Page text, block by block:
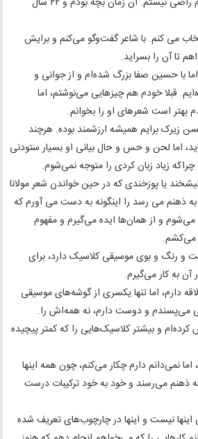
می کنم. با شاعر گفت‌وگو می‌کنم و برایش
تا آن را بسراید.
با حسین صفا بزرگ شده‌ام و از جوانی و
قبلا خودم هم چیزهایی می‌نوشتم، اما
است شعرهای او را بخوانم.
زیرک برایم همیشه ارزشمند بوده. هرچند
اما لحن و حس و حال بیانی او بسیار ستودنی
زیاد زبان کردی را متوجه نمی‌شوم.
یا پوزخندی که در حین خواندن شعر مولانا
ذهنم می رسد را اینگونه به دست می آورم که
و از همان‌ها ایده می‌گیرم و مفهوم
می‌کشم.
و رنگ و بوی موسیقی کلاسیک دارد، برای
آن به کار می‌گیرم.
دارم، اما تنها یکسری از گوشه‌های موسیقی
می‌پسندم و دوست دارم، نه همه‌اش را.
و بیشتر کلاسیک‌هایی را که کمتر پیچیده
اما نمی‌دانم دارم چکار می‌کنم، چون همه اینها
ذهنم می‌رسند و خود به خود ترکیبات درست
اینها نیست و اینها در چارچوب‌های تعریف شده